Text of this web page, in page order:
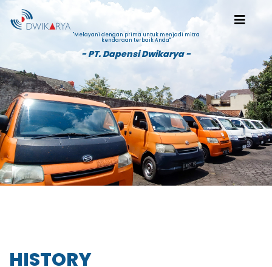
"Melayani dengan prima untuk menjadi mitra
kendaraan terbaik Anda"
- PT. Dapensi Dwikarya -
HISTORY